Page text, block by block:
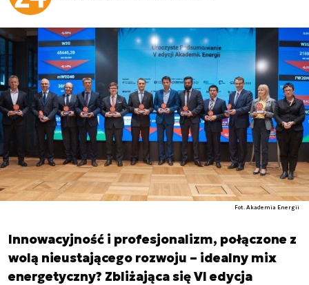
Fot. Akademia Energii
Innowacyjność i profesjonalizm, połączone z
wolą nieustającego rozwoju – idealny mix
energetyczny? Zbliżająca się VI edycja